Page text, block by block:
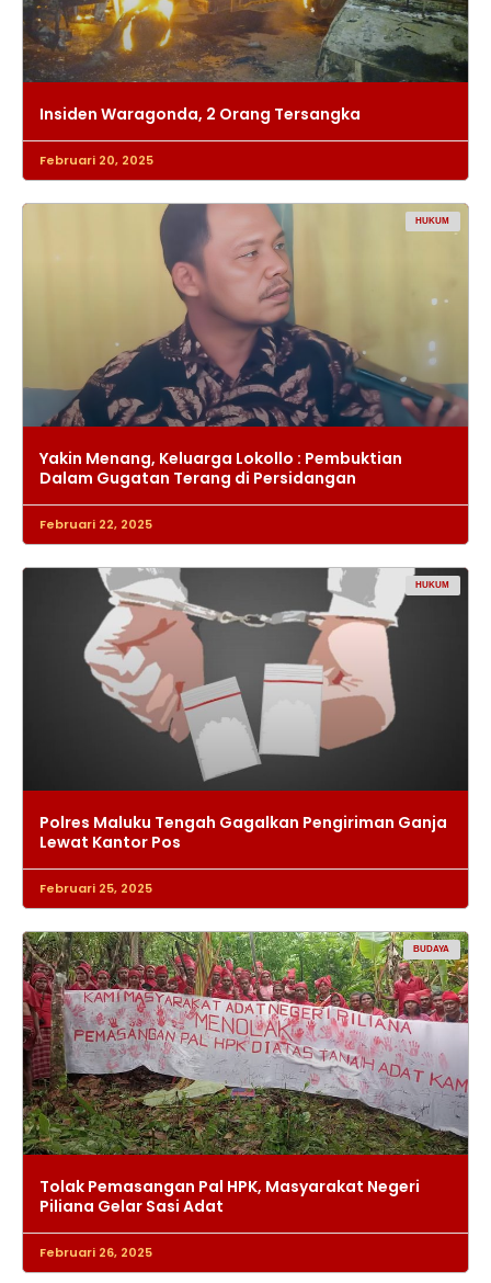
Insiden Waragonda, 2 Orang Tersangka
Februari 20, 2025
HUKUM
Yakin Menang, Keluarga Lokollo : Pembuktian
Dalam Gugatan Terang di Persidangan
Februari 22, 2025
HUKUM
Polres Maluku Tengah Gagalkan Pengiriman Ganja
Lewat Kantor Pos
Februari 25, 2025
BUDAYA
Tolak Pemasangan Pal HPK, Masyarakat Negeri
Piliana Gelar Sasi Adat
Februari 26, 2025